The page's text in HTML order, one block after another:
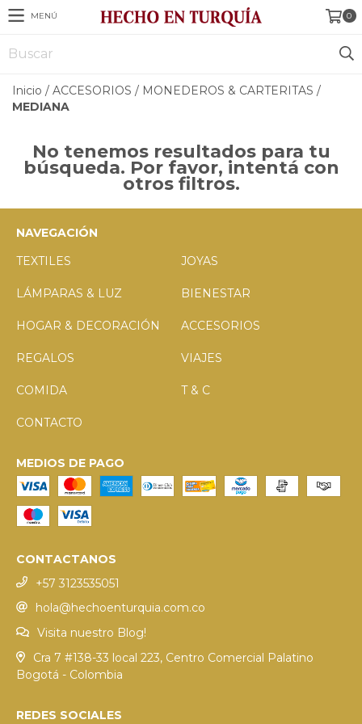
MENÚ 0
Inicio / ACCESORIOS / MONEDEROS & CARTERITAS /
MEDIANA
No tenemos resultados para tu
búsqueda. Por favor, intentá con
otros filtros.
NAVEGACIÓN
TEXTILES
JOYAS
LÁMPARAS & LUZ BIENESTAR
HOGAR & DECORACIÓN ACCESORIOS
REGALOS VIAJES
COMIDA T & C
CONTACTO
MEDIOS DE PAGO
CONTACTANOS
+57 3123535051
hola@hechoenturquia.com.co
Visita nuestro Blog!
Cra 7 #138-33 local 223, Centro Comercial Palatino
Bogotá - Colombia
REDES SOCIALES